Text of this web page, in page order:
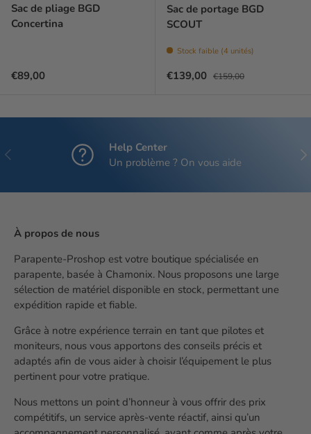
Sac de pliage BGD
Concertina
Prix habituel
€89,00
Sac de portage BGD
SCOUT
Stock faible (4 unités)
Prix soldé
€139,00 Prix habituel
€159,00
Précédent
Help Center
Un problème ? On vous aide
À propos de nous
Parapente-Proshop est votre boutique spécialisée en
parapente, basée à Chamonix. Nous proposons une large
sélection de matériel disponible en stock, permettant une
expédition rapide et fiable.
Grâce à notre expérience terrain en tant que pilotes et
moniteurs, nous vous apportons des conseils précis et
adaptés afin de vous aider à choisir l’équipement le plus
pertinent pour votre pratique.
Nous mettons un point d’honneur à vous offrir des prix
compétitifs, un service après-vente réactif, ainsi qu’un